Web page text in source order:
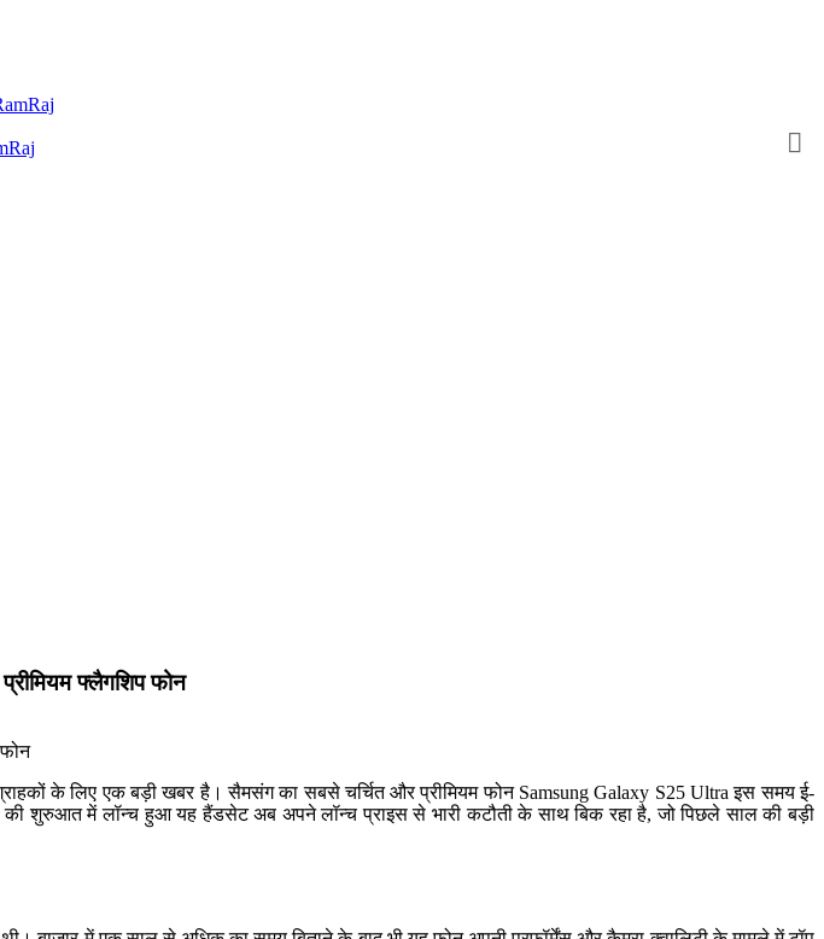
फ्लैगशिप फोन
के लिए एक बड़ी खबर है। सैमसंग का सबसे चर्चित और प्रीमियम फोन Samsung Galaxy S25 Ultra इस समय ई-
शुरुआत में लॉन्च हुआ यह हैंडसेट अब अपने लॉन्च प्राइस से भारी कटौती के साथ बिक रहा है, जो पिछले साल की बड़ी